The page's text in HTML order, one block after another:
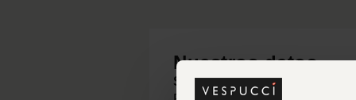
Nuestros datos
Sala de exposición y taller